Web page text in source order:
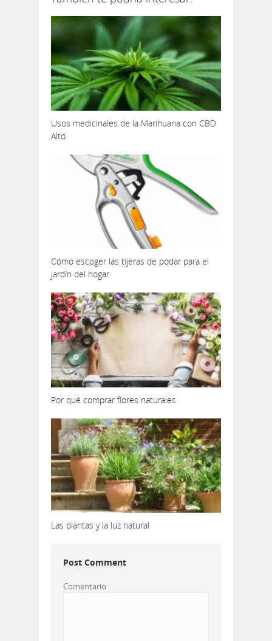
Usos medicinales de la Marihuana con CBD
Alto
Cómo escoger las tijeras de podar para el
jardín del hogar
Por qué comprar flores naturales
Las plantas y la luz natural
Post Comment
Comentario